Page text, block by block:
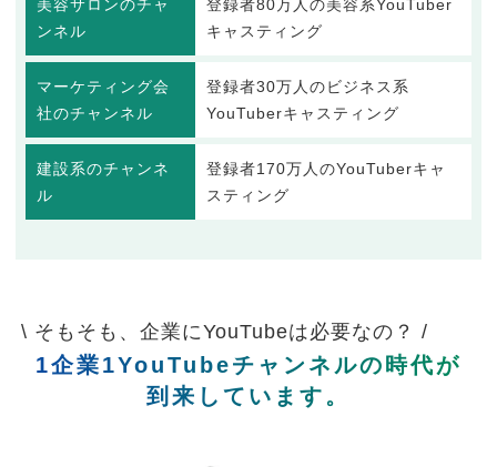
美容サロンのチャ
ンネル
登録者80万人の美容系YouTuber
キャスティング
マーケティング会
社のチャンネル
登録者30万人のビジネス系
YouTuberキャスティング
建設系のチャンネ
ル
登録者170万人のYouTuberキャ
スティング
\ そもそも、企業にYouTubeは必要なの？ /
1企業1YouTubeチャンネルの時代が
到来しています。